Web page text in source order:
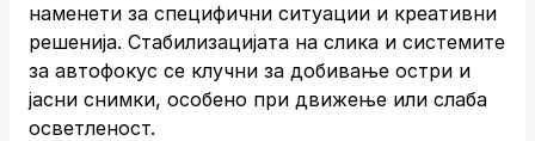
наменети за специфични ситуации и креативни
решенија. Стабилизацијата на слика и системите
за автофокус се клучни за добивање остри и
јасни снимки, особено при движење или слаба
осветленост.